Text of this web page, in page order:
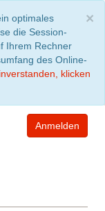
×
optimales
die Session-
Ihrem Rechner
des Online-
klicken
Anmelden